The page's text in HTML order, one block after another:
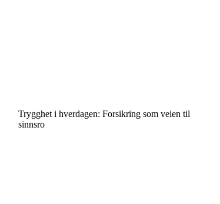
Trygghet i hverdagen: Forsikring som veien til
sinnsro